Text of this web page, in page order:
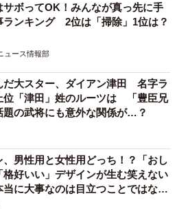
サボってOK！みんなが真っ先に手
ランキング 2位は「掃除」1位は？
ュース情報部
だ大スター、ダイアン津田 名字ラ
位「津田」姓のルーツは 「豊臣兄
題の武将にも意外な関係が…？
、男性用と女性用どっち！？「おし
格好いい」デザインが生む笑えない
に大事なのは目立つことではな